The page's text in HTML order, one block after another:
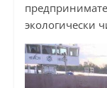
экологически